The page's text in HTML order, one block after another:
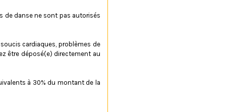
de danse ne sont pas autorisés
cardiaques, problèmes de
être déposé(e) directement au
à 30% du montant de la